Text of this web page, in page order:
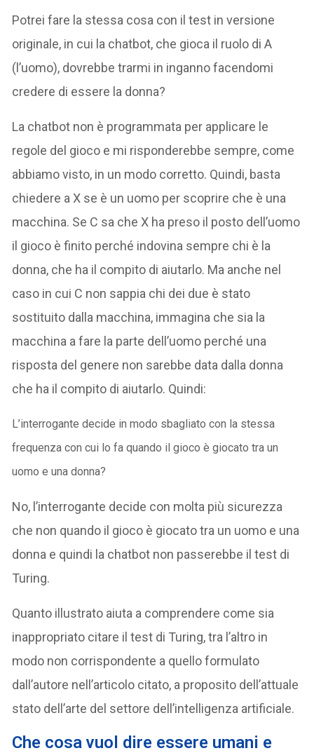
Potrei fare la stessa cosa con il test in versione
originale, in cui la chatbot, che gioca il ruolo di A
(l’uomo), dovrebbe trarmi in inganno facendomi
credere di essere la donna?
La chatbot non è programmata per applicare le
regole del gioco e mi risponderebbe sempre, come
abbiamo visto, in un modo corretto. Quindi, basta
chiedere a X se è un uomo per scoprire che è una
macchina. Se C sa che X ha preso il posto dell’uomo
il gioco è finito perché indovina sempre chi è la
donna, che ha il compito di aiutarlo. Ma anche nel
caso in cui C non sappia chi dei due è stato
sostituito dalla macchina, immagina che sia la
macchina a fare la parte dell’uomo perché una
risposta del genere non sarebbe data dalla donna
che ha il compito di aiutarlo. Quindi:
L’interrogante decide in modo sbagliato con la stessa
frequenza con cui lo fa quando il gioco è giocato tra un
uomo e una donna?
No, l’interrogante decide con molta più sicurezza
che non quando il gioco è giocato tra un uomo e una
donna e quindi la chatbot non passerebbe il test di
Turing.
Quanto illustrato aiuta a comprendere come sia
inappropriato citare il test di Turing, tra l’altro in
modo non corrispondente a quello formulato
dall’autore nell’articolo citato, a proposito dell’attuale
stato dell’arte del settore dell’intelligenza artificiale.
Che cosa vuol dire essere umani e